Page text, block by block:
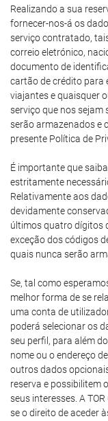
Realizando a sua
fornecer-nos-á os
serviço contratado,
correio eletrónico,
documento de
cartão de crédito para
viajantes e quaisquer
serviço que nos sejam
serão armazenados e
presente Política de
É importante que
estritamente
Relativamente aos
devidamente
últimos quatro dígitos
exceção dos códigos
quais nunca serão
Se, tal como
melhor forma de se
uma conta de
poderá selecionar os
seu perfil, para além
nome ou o endereço
outros dados
reserva e possibilitem
seus interesses. A
se o direito de aceder